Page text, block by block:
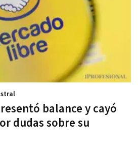
balance y cayó
dudas sobre su